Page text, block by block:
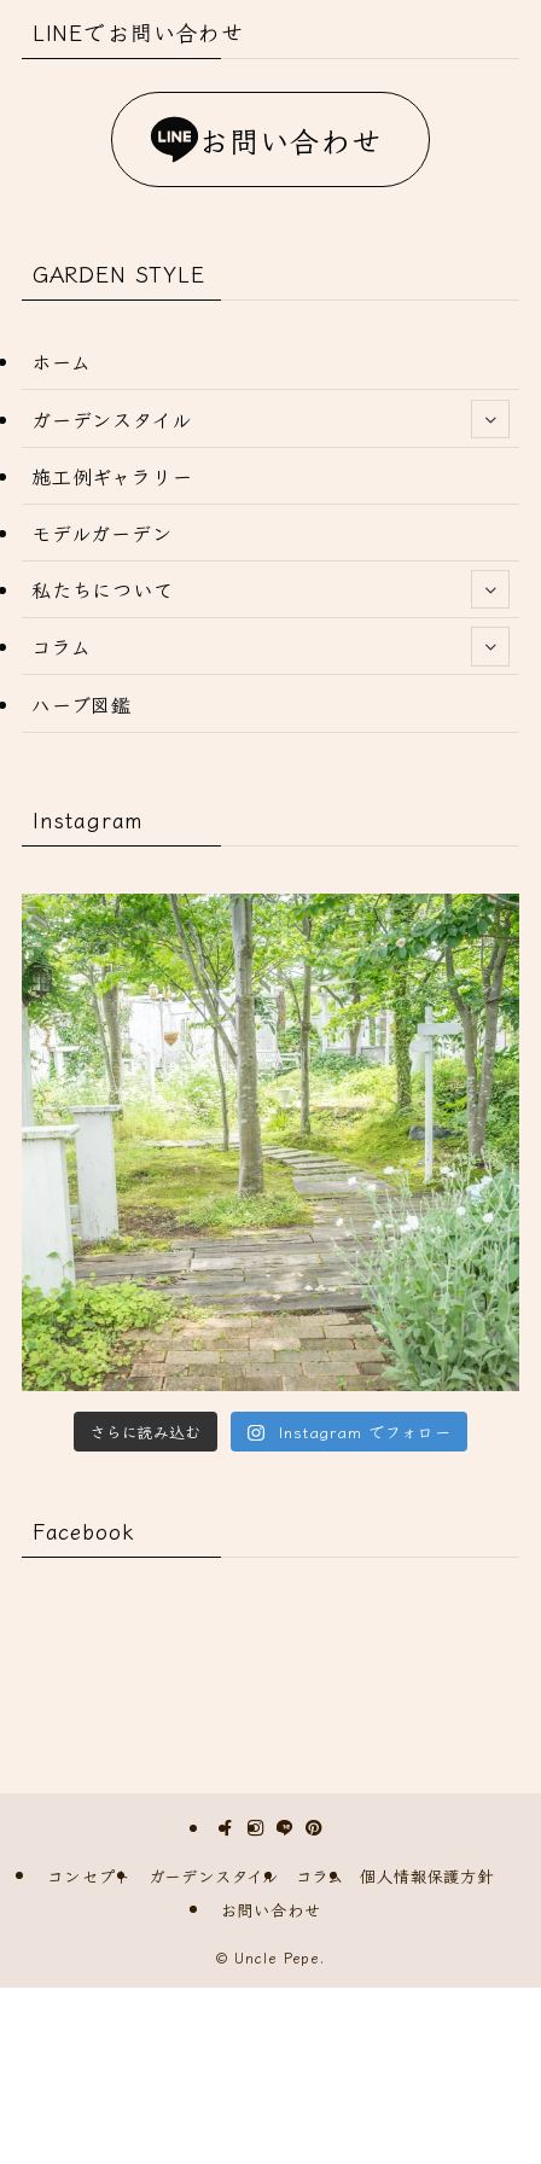
LINEでお問い合わせ
お問い合わせ
GARDEN STYLE
ホーム
ガーデンスタイル
施工例ギャラリー
モデルガーデン
私たちについて
コラム
ハーブ図鑑
Instagram
さらに読み込む Instagram でフォロー
Facebook
コンセプト ガーデンスタイル コラム
個人情報保護方針
お問い合わせ
© Uncle Pepe.